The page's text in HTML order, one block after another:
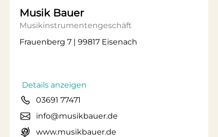
Musik Bauer
Musikinstrumentengeschäft
Frauenberg 7 | 99817 Eisenach
Details anzeigen
03691 77471
info@musikbauer.de
www.musikbauer.de